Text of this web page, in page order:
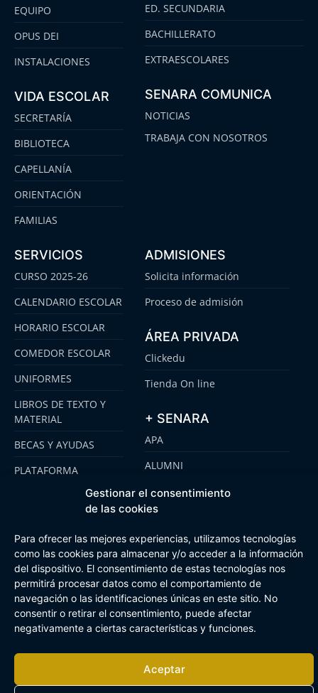
Gestionar el consentimiento
de las cookies
Para ofrecer las mejores experiencias, utilizamos tecnologías
como las cookies para almacenar y/o acceder a la información
del dispositivo. El consentimiento de estas tecnologías nos
permitirá procesar datos como el comportamiento de
navegación o las identificaciones únicas en este sitio. No
consentir o retirar el consentimiento, puede afectar
negativamente a ciertas características y funciones.
Aceptar
EQUIPO
OPUS DEI
INSTALACIONES
VIDA ESCOLAR
SECRETARÍA
BIBLIOTECA
CAPELLANÍA
ORIENTACIÓN
FAMILIAS
ED. SECUNDARIA
BACHILLERATO
EXTRAESCOLARES
SENARA COMUNICA
NOTICIAS
TRABAJA CON NOSOTROS
SERVICIOS
CURSO 2025-26
CALENDARIO ESCOLAR
HORARIO ESCOLAR
COMEDOR ESCOLAR
UNIFORMES
LIBROS DE TEXTO Y
MATERIAL
BECAS Y AYUDAS
PLATAFORMA
EMOOTI COLEGIOS
ADMISIONES
Solicita información
Proceso de admisión
ÁREA PRIVADA
Clickedu
Tienda On line
+ SENARA
APA
ALUMNI
SENARA SENIOR
FUNDACIÓN SENARA
Aviso Legal
Canal de Información Interna
Buzón Plan Regional